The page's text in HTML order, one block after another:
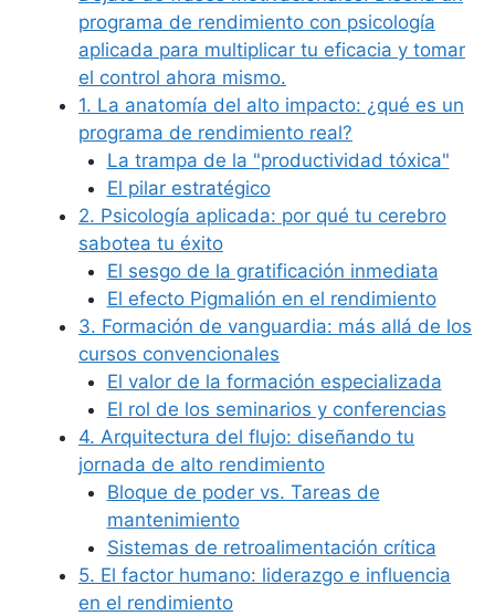
programa de rendimiento con psicología
aplicada para multiplicar tu eficacia y tomar
el control ahora mismo.
1. La anatomía del alto impacto: ¿qué es un
programa de rendimiento real?
La trampa de la "productividad tóxica"
El pilar estratégico
2. Psicología aplicada: por qué tu cerebro
sabotea tu éxito
El sesgo de la gratificación inmediata
El efecto Pigmalión en el rendimiento
3. Formación de vanguardia: más allá de los
cursos convencionales
El valor de la formación especializada
El rol de los seminarios y conferencias
4. Arquitectura del flujo: diseñando tu
jornada de alto rendimiento
Bloque de poder vs. Tareas de
mantenimiento
Sistemas de retroalimentación crítica
5. El factor humano: liderazgo e influencia
en el rendimiento